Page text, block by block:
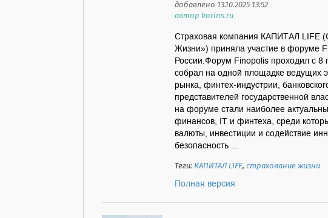
добавлено 13.10.2025 13:52
автор korins.ru
Страховая компания КАПИТАЛ LIFE
Жизни») приняла участие в форуме
России.Форум Finopolis проходил с 8
собрал на одной площадке ведущих
рынка, финтех-индустрии,
представителей государственной
на форуме стали наиболее
финансов, IT и финтеха, среди
валюты, инвестиции и содействие
безопасность ...
Теги:КАПИТАЛ LIFE,страхование жизни
Полная версия